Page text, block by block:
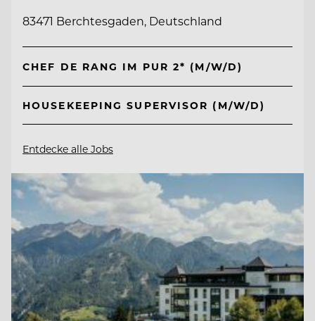
83471 Berchtesgaden, Deutschland
CHEF DE RANG IM PUR 2* (M/W/D)
HOUSEKEEPING SUPERVISOR (M/W/D)
Entdecke alle Jobs